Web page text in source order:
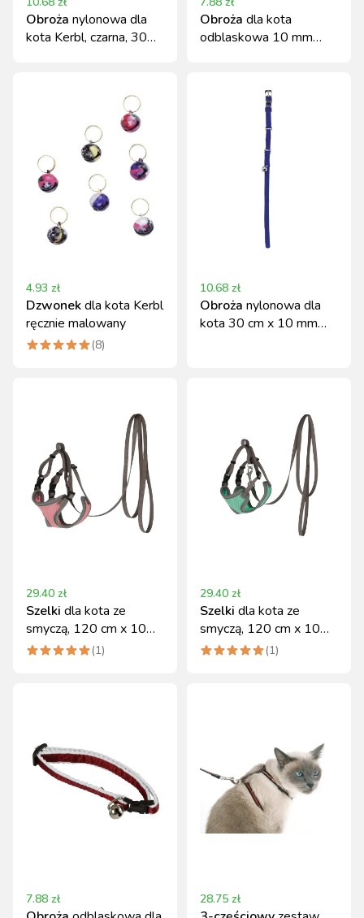
Obroża nylonowa dla
kota Kerbl, czarna, 30
Obroża dla kota
odblaskowa 10 mm
4.93 zł
Dzwonekdla kota Kerbl
ręcznie malowany
(8)
10.68 zł
Obroża nylonowa dla
kota 30 cm x 10 mm
29.40 zł
Szelki dla kota ze
smyczą, 120 cm x 10
mm, różowe, Kerbl
(1)
29.40 zł
Szelki dla kota ze
smyczą, 120 cm x 10
mm, turkusowe, Kerbl
(1)
7.88 zł 28.75 zł